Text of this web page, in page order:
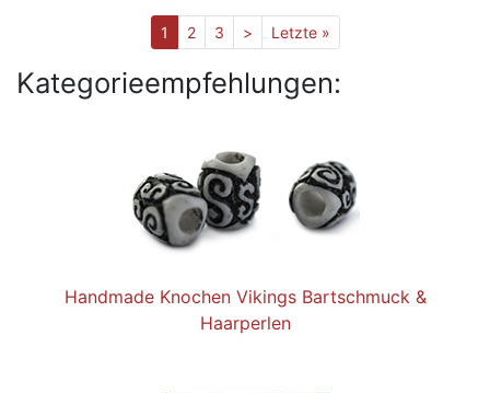
1 2 3 > Letzte »
Kategorieempfehlungen:
Handmade Knochen Vikings Bartschmuck &
Haarperlen